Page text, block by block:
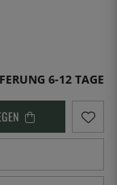
6-12 TAGE